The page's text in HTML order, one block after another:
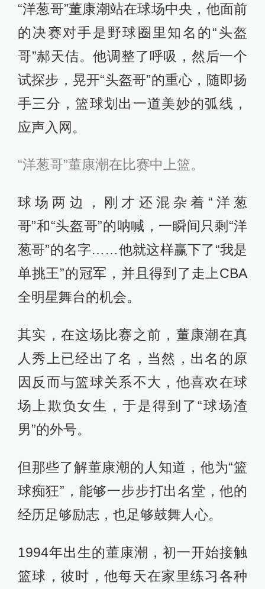
“洋葱哥”董康潮站在球场中央，他面前
的决赛对手是野球圈里知名的“头盔
哥”郝天佶。他调整了呼吸，然后一个
试探步，晃开“头盔哥”的重心，随即扬
手三分，篮球划出一道美妙的弧线，
应声入网。
“洋葱哥”董康潮在比赛中上篮。
球场两边，刚才还混杂着“洋葱
哥”和“头盔哥”的呐喊，一瞬间只剩“洋
葱哥”的名字……他就这样赢下了“我是
单挑王”的冠军，并且得到了走上CBA
全明星舞台的机会。
其实，在这场比赛之前，董康潮在真
人秀上已经出了名，当然，出名的原
因反而与篮球关系不大，他喜欢在球
场上欺负女生，于是得到了“球场渣
男”的外号。
但那些了解董康潮的人知道，他为“篮
球痴狂”，能够一步步打出名堂，他的
经历足够励志，也足够鼓舞人心。
1994年出生的董康潮，初一开始接触
篮球，彼时，他每天在家里练习各种